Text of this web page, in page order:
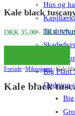
Hus og
Til
Gødning &
Big Plant
Gødning
Big
Kale black
DKK 35,00 - DKK
Vælg muligheder
Forside>Mikrogrønt>Kale
Kale black